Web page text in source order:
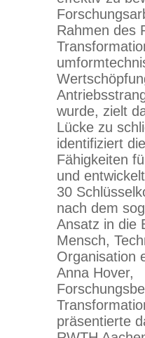
Rahmen des
wurde, zielt
Lücke zu
identifiziert
Fähigkeiten
und
30
nach dem
Ansatz in die
Mensch,
Organisation
Anna Hover,
präsentierte